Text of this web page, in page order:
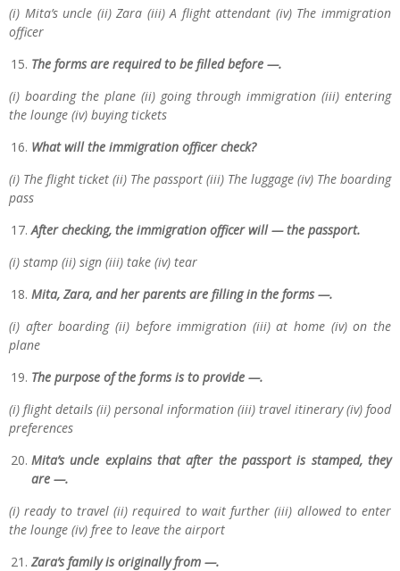
(i) Mita’s uncle (ii) Zara (iii) A flight attendant (iv) The immigration
officer
The forms are required to be filled before —.
(i) boarding the plane (ii) going through immigration (iii) entering
the lounge (iv) buying tickets
What will the immigration officer check?
(i) The flight ticket (ii) The passport (iii) The luggage (iv) The boarding
pass
After checking, the immigration officer will — the passport.
(i) stamp (ii) sign (iii) take (iv) tear
Mita, Zara, and her parents are filling in the forms —.
(i) after boarding (ii) before immigration (iii) at home (iv) on the
plane
The purpose of the forms is to provide —.
(i) flight details (ii) personal information (iii) travel itinerary (iv) food
preferences
Mita’s uncle explains that after the passport is stamped, they
are —.
(i) ready to travel (ii) required to wait further (iii) allowed to enter
the lounge (iv) free to leave the airport
Zara’s family is originally from —.